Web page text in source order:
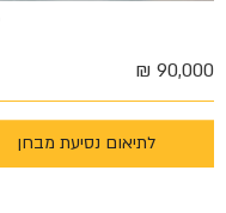
90,000 ₪
לתיאום נסיעת מבחן